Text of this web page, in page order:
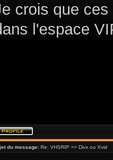
crois que
l'espace
du message: Re: VHSRIP => Divx ou Xvid